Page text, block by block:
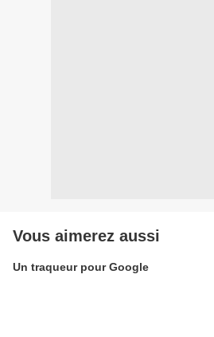
Vous aimerez aussi
Un traqueur pour Google